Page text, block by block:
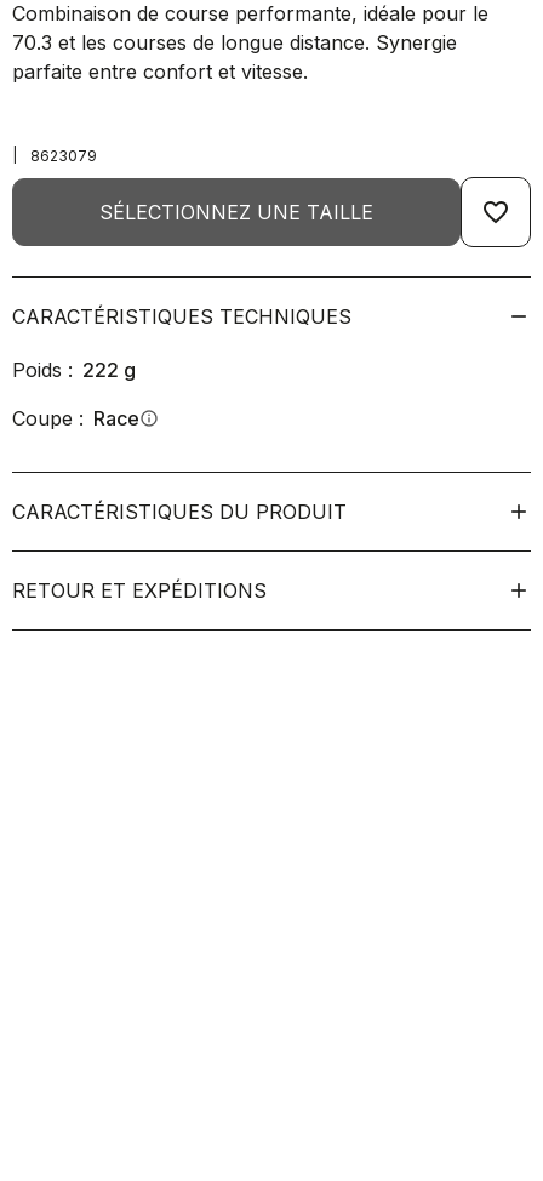
Combinaison de course performante, idéale pour le
70.3 et les courses de longue distance. Synergie
parfaite entre confort et vitesse.
8623079
SÉLECTIONNEZ UNE TAILLE favorite_border
CARACTÉRISTIQUES TECHNIQUES
Poids : 222 g
Coupe : Raceinfo
CARACTÉRISTIQUES DU PRODUIT
RETOUR ET EXPÉDITIONS